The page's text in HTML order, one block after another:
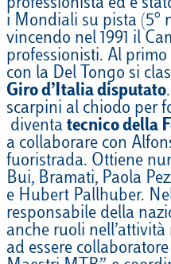
professionista ed è
i Mondiali su pista (5°
vincendo nel 1991 il
professionisti. Al
con la Del Tongo si
Giro d’Italia disputato
scarpini al chiodo per
diventa tecnico della
a collaborare con
fuoristrada. Ottiene
Bui, Bramati, Paola
e Hubert Pallhuber.
responsabile della
anche ruoli
ad essere